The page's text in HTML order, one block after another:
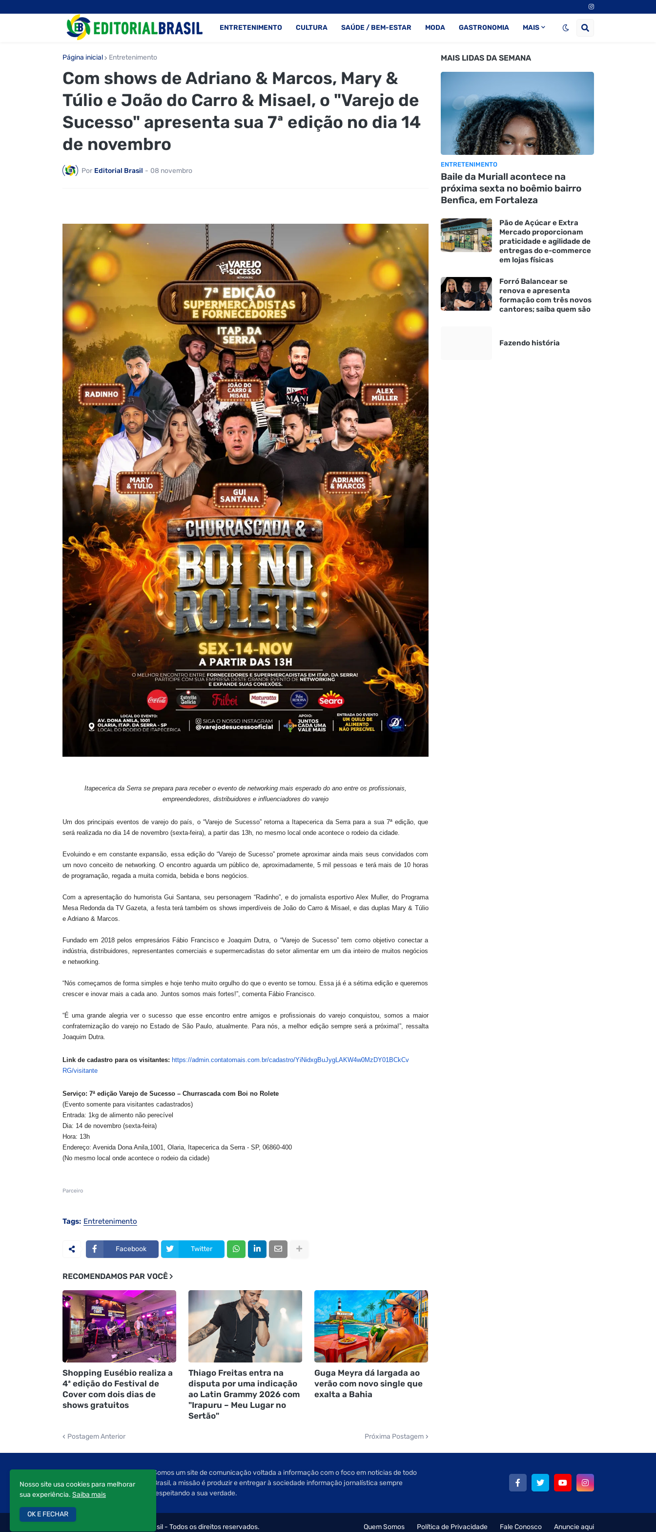
ENTRETENIMENTO CULTURA SAÚDE / BEM-ESTAR MODA GASTRONOMIA MAIS
Página inicial Entretenimento
Com shows de Adriano & Marcos, Mary &
Túlio e João do Carro & Misael, o "Varejo de
Sucesso" apresenta sua 7ª edição no dia 14
de novembro
Por Editorial Brasil - 08 novembro
Itapecerica da Serra se prepara para receber o evento de networking mais esperado do ano entre os profissionais,
empreendedores, distribuidores e influenciadores do varejo
Um dos principais eventos de varejo do país, o “Varejo de Sucesso” retorna a Itapecerica da Serra para a sua 7ª edição, que
será realizada no dia 14 de novembro (sexta-feira), a partir das 13h, no mesmo local onde acontece o rodeio da cidade.
Evoluindo e em constante expansão, essa edição do “Varejo de Sucesso” promete aproximar ainda mais seus convidados com
um novo conceito de networking. O encontro aguarda um público de, aproximadamente, 5 mil pessoas e terá mais de 10 horas
de programação, regada a muita comida, bebida e bons negócios.
Com a apresentação do humorista Gui Santana, seu personagem “Radinho”, e do jornalista esportivo Alex Muller, do Programa
Mesa Redonda da TV Gazeta, a festa terá também os shows imperdíveis de João do Carro & Misael, e das duplas Mary & Túlio
e Adriano & Marcos.
Fundado em 2018 pelos empresários Fábio Francisco e Joaquim Dutra, o “Varejo de Sucesso” tem como objetivo conectar a
indústria, distribuidores, representantes comerciais e supermercadistas do setor alimentar em um dia inteiro de muitos negócios
e networking.
“Nós começamos de forma simples e hoje tenho muito orgulho do que o evento se tornou. Essa já é a sétima edição e queremos
crescer e inovar mais a cada ano. Juntos somos mais fortes!”, comenta Fábio Francisco.
“É uma grande alegria ver o sucesso que esse encontro entre amigos e profissionais do varejo conquistou, somos a maior
confraternização do varejo no Estado de São Paulo, atualmente. Para nós, a melhor edição sempre será a próxima!”, ressalta
Joaquim Dutra.
Link de cadastro para os visitantes: https://admin.contatomais.com. br/cadastro/YiNidxgBuJygLAKW4w0MzDY01BCkCv
RG/visitante
Serviço: 7ª edição Varejo de Sucesso – Churrascada com Boi no Rolete
(Evento somente para visitantes cadastrados)
Entrada: 1kg de alimento não perecível
Dia: 14 de novembro (sexta-feira)
Hora: 13h
Endereço: Avenida Dona Anila,1001, Olaria, Itapecerica da Serra - SP, 06860-400
(No mesmo local onde acontece o rodeio da cidade)
Parceiro
Tags: Entretenimento
Facebook Twitter
RECOMENDAMOS PAR VOCÊ
Shopping Eusébio realiza a
4ª edição do Festival de
Cover com dois dias de
shows gratuitos
Thiago Freitas entra na
disputa por uma indicação
ao Latin Grammy 2026 com
"Irapuru – Meu Lugar no
Sertão"
Guga Meyra dá largada ao
verão com novo single que
exalta a Bahia
Postagem Anterior Próxima Postagem
MAIS LIDAS DA SEMANA
ENTRETENIMENTO
Baile da Muriall acontece na
próxima sexta no boêmio bairro
Benfica, em Fortaleza
Pão de Açúcar e Extra
Mercado proporcionam
praticidade e agilidade de
entregas do e-commerce
em lojas físicas
Forró Balancear se
renova e apresenta
formação com três novos
cantores; saiba quem são
Fazendo história
Somos um site de comunicação voltada a informação com o foco em noticias de todo
Brasil, a missão é produzir e entregar à sociedade informação jornalística sempre
respeitando a sua verdade.
Copyright © 2022 Editorial Brasil - Todos os direitos reservados. Quem Somos Política de Privacidade Fale Conosco Anuncie aqui
Nosso site usa cookies para melhorar
sua experiência. Saiba mais
OK E FECHAR